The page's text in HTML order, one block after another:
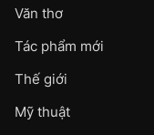
Văn thơ
Tác phẩm mới
Thế giới
Mỹ thuật